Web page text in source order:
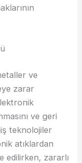
ve
zarar
ve geri
teknolojiler
atıklardan
edilirken, zararlı